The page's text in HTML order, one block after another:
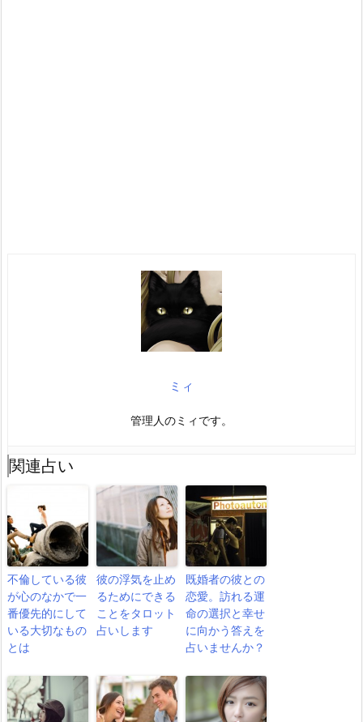
ミィ
管理人のミィです。
関連占い
不倫している彼
が心のなかで一
番優先的にして
いる大切なもの
とは
彼の浮気を止め
るためにできる
ことをタロット
占いします
既婚者の彼との
恋愛。訪れる運
命の選択と幸せ
に向かう答えを
占いませんか？